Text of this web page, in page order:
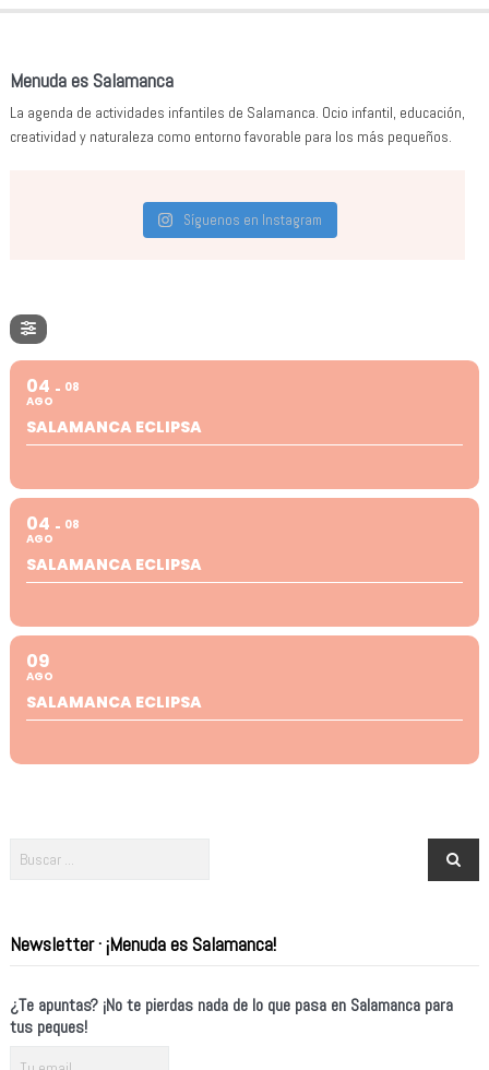
Menuda es Salamanca
La agenda de actividades infantiles de Salamanca. Ocio infantil, educación,
creatividad y naturaleza como entorno favorable para los más pequeños.
Síguenos en Instagram
04
AGO
08
SALAMANCA ECLIPSA
04
AGO
08
SALAMANCA ECLIPSA
09
AGO
SALAMANCA ECLIPSA
Newsletter · ¡Menuda es Salamanca!
¿Te apuntas? ¡No te pierdas nada de lo que pasa en Salamanca para
tus peques!